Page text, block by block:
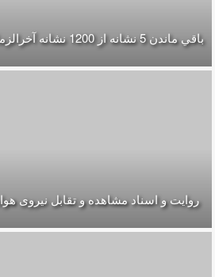
باقي ماندن 5 نشانه از 1200 نشانه‌ آخرالزمان
روایت و اسناد مشاهده و تقابل نیروی